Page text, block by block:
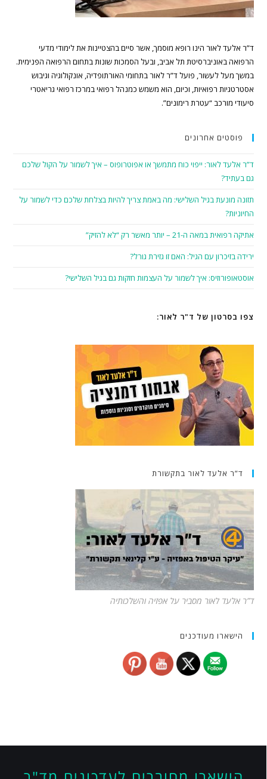
ד”ר אלעד לאור הינו רופא מוסמך, אשר סיים בהצטיינות את לימודי מדעי
הרפואה באוניברסיטת תל אביב, ובעל הסמכות שונות בתחום הרפואה הפנימית.
במשך מעל לעשור, פועל ד”ר לאור בתחומי האורתופדיה, אונקולוגיה וגיבוש
אסטרטגיות רפואיות, וכיום, הוא משמש כמנהל רפואי במרכז רפואי גריאטרי
סיעודי מורכב “עטרת רימונים”.
פוסטים אחרונים
ד”ר אלעד לאור: ייפוי כוח מתמשך או אפוטרופוס – איך לשמור על הקול שלכם
גם בעתיד?
תזונה מונעת בגיל השלישי: מה באמת צריך להיות בצלחת שלכם כדי לשמור על
החיוניות?
אתיקה רפואית במאה ה-21 – יותר מאשר רק “לא להזיק”
ירידה בזיכרון עם הגיל: האם זו גזירת גורל?
אוסטאופורוזיס: איך לשמור על העצמות חזקות גם בגיל השלישי?
צפו בסרטון של ד"ר לאור:
ד”ר אלעד לאור בתקשורת
ד”ר אלעד לאור מסביר על אפזיה והשלכותיה
הישארו מעודכנים